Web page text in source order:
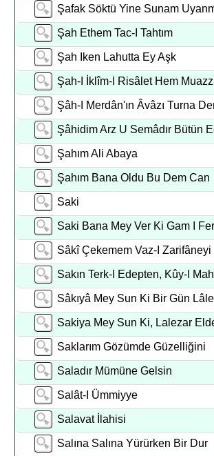
Şafak Söktü Yine Sunam
Şah Ethem Tac-I Tahtım
Şah Iken Lahutta Ey Aşk
Şah-I İklîm-I Risâlet Hem
Şâh-I Merdân'ın Âvâzı Turna
Şâhidim Arz U Semâdır Bütün
Şahım Ali Abaya
Şahım Bana Oldu Bu Dem Can
Saki
Saki Bana Mey Ver Ki Gam I
Sâkî Çekemem Vaz-I
Sakın Terk-I Edepten, Kûy-I
Sâkıyâ Mey Sun Ki Bir Gün
Sakiya Mey Sun Ki, Lalezar
Saklarım Gözümde Güzelliğini
Saladır Mümüne Gelsin
Salât-I Ümmiyye
Salavat İlahisi
Salına Salına Yürürken Bir Dur